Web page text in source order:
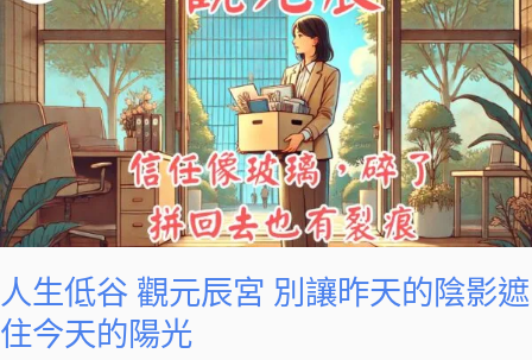
人生低谷 觀元辰宮 別讓昨天的陰影遮
住今天的陽光
辰
宮
別
讓
昨
天
的